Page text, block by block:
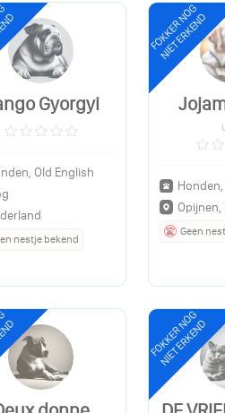
Gyorgyi
Old English
nestje bekend
FOKKER NOG
NIET ERKEND
Opijnen,
Geen
FOKKER NOG
NIET ERKEND